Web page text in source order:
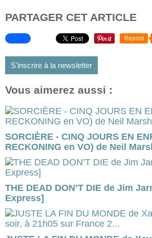
PARTAGER CET ARTICLE
Repost
S'inscrire à la newsletter
Vous aimerez aussi :
SORCIÈRE - CINQ JOURS EN
RECKONING en VO) de Neil
THE DEAD DON’T DIE de Jim
Express]